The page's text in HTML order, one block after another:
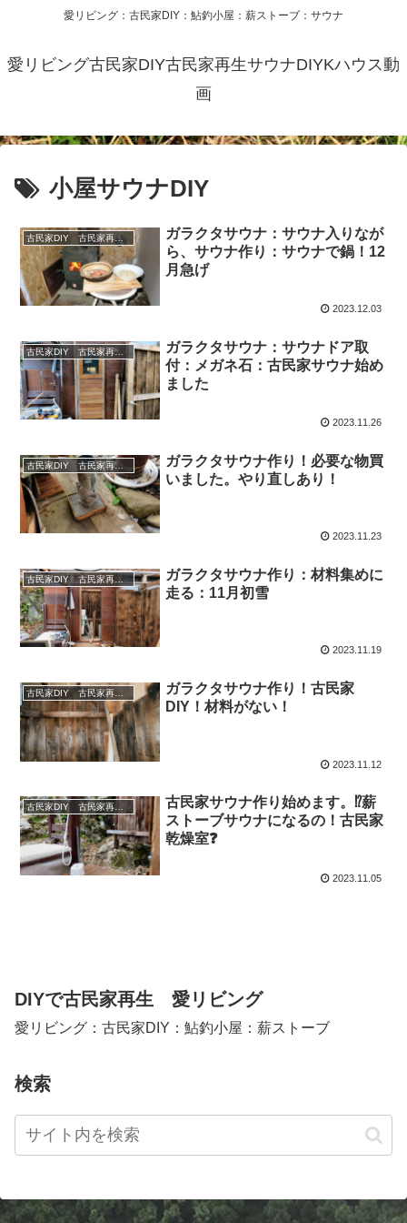
愛リビング：古民家DIY：鮎釣小屋：薪ストーブ：サウナ
愛リビング古民家DIY古民家再生サウナDIYKハウス動
画
小屋サウナDIY
古民家DIY 古民家再生 別荘 リフォーム 小屋 薪ストーブ
ガラクタサウナ：サウナ入りなが
ら、サウナ作り：サウナで鍋！12
月急げ
2023.12.03
古民家DIY 古民家再生 別荘 リフォーム 小屋 薪ストーブ
ガラクタサウナ：サウナドア取
付：メガネ石：古民家サウナ始め
ました
2023.11.26
古民家DIY 古民家再生 別荘 リフォーム 小屋 薪ストーブ
ガラクタサウナ作り！必要な物買
いました。やり直しあり！
2023.11.23
古民家DIY 古民家再生 別荘 リフォーム 小屋 薪ストーブ
ガラクタサウナ作り：材料集めに
走る：11月初雪
2023.11.19
古民家DIY 古民家再生 別荘 リフォーム 小屋 薪ストーブ
ガラクタサウナ作り！古民家
DIY！材料がない！
2023.11.12
古民家DIY 古民家再生 別荘 リフォーム 小屋 薪ストーブ
古民家サウナ作り始めます。⁉薪
ストーブサウナになるの！古民家
乾燥室❓
2023.11.05
DIYで古民家再生 愛リビング
愛リビング：古民家DIY：鮎釣小屋：薪ストーブ
検索